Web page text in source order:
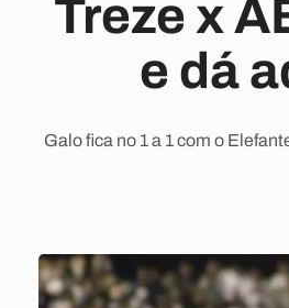
Treze x
e dá
Galo fica no 1 a 1 com o